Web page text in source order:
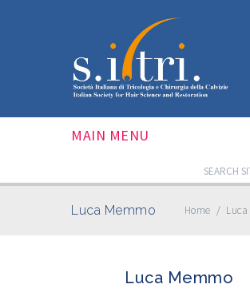
MAIN MENU
Luca Memmo Home /
Luca Memmo